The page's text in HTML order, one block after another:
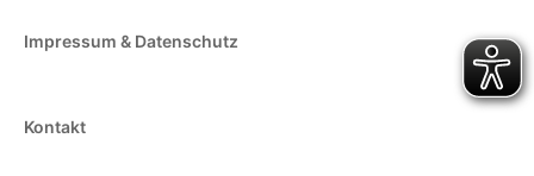
Impressum & Datenschutz
Kontakt